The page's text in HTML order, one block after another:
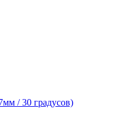
/ 30 градусов)